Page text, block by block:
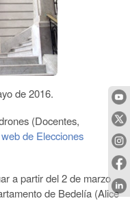
de 2016.
(Docentes,
de Elecciones
a partir del 2 de marzo
de Bedelía (Alice